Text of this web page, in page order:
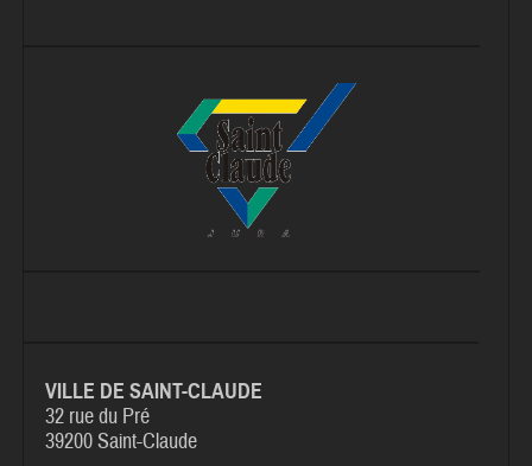
VILLE DE SAINT-CLAUDE
32 rue du Pré
39200 Saint-Claude